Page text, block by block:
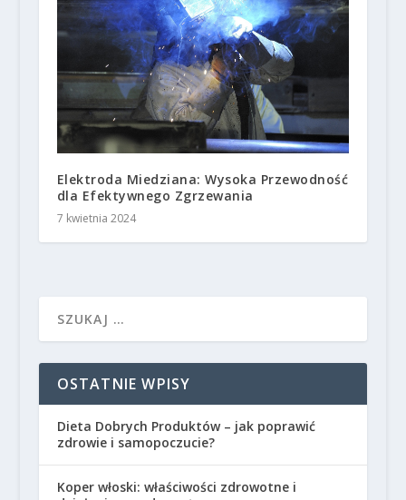
Elektroda Miedziana: Wysoka Przewodność
dla Efektywnego Zgrzewania
7 kwietnia 2024
OSTATNIE WPISY
Dieta Dobrych Produktów – jak poprawić
zdrowie i samopoczucie?
Koper włoski: właściwości zdrowotne i